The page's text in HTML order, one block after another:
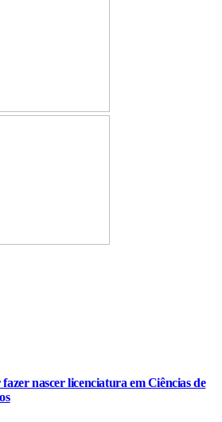
nascer licenciatura em Ciências de